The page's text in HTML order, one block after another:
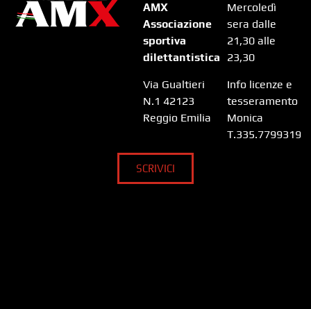
AMX
Associazione
sportiva
dilettantistica
Via Gualtieri
N.1 42123
Reggio Emilia
Mercoledì
sera dalle
21,30 alle
23,30
Info licenze e
tesseramento
Monica
T.335.7799319
SCRIVICI